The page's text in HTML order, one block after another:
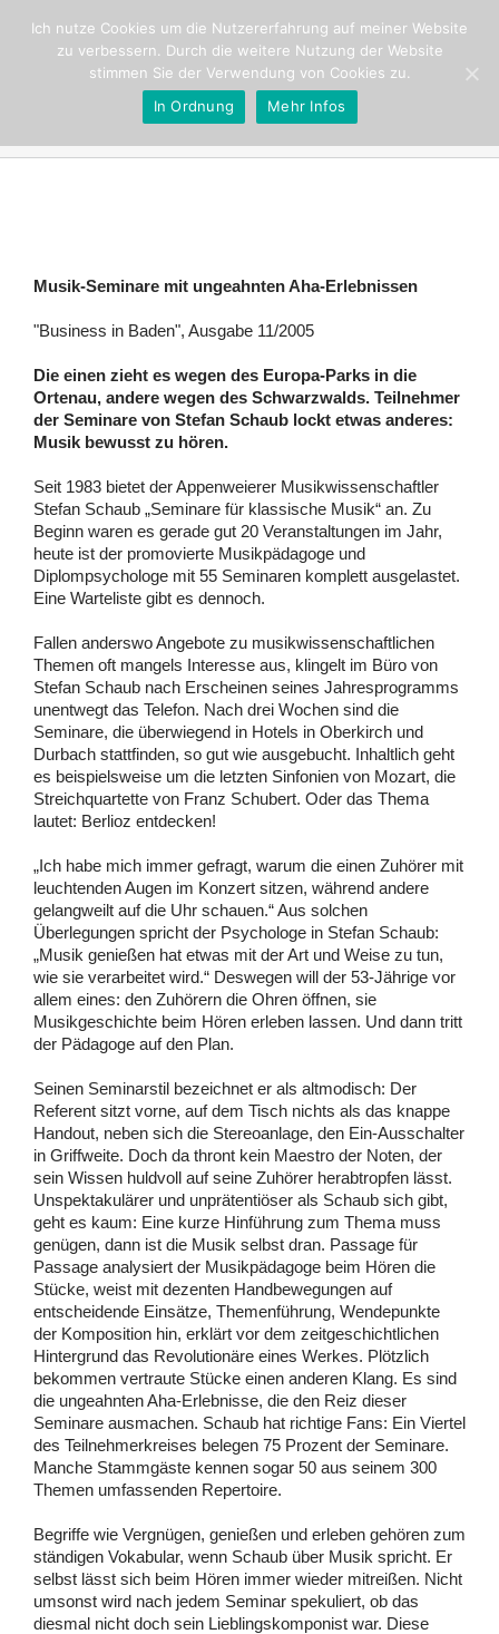
Kurzurlaub im Land der Töne
Musik-Seminare mit ungeahnten Aha-Erlebnissen
"Business in Baden", Ausgabe 11/2005
Die einen zieht es wegen des Europa-Parks in die
Ortenau, andere wegen des Schwarzwalds. Teilnehmer
der Seminare von Stefan Schaub lockt etwas anderes:
Musik bewusst zu hören.
Seit 1983 bietet der Appenweierer Musikwissenschaftler
Stefan Schaub „Seminare für klassische Musik“ an. Zu
Beginn waren es gerade gut 20 Veranstaltungen im Jahr,
heute ist der promovierte Musikpädagoge und
Diplompsychologe mit 55 Seminaren komplett ausgelastet.
Eine Warteliste gibt es dennoch.
Fallen anderswo Angebote zu musikwissenschaftlichen
Themen oft mangels Interesse aus, klingelt im Büro von
Stefan Schaub nach Erscheinen seines Jahresprogramms
unentwegt das Telefon. Nach drei Wochen sind die
Seminare, die überwiegend in Hotels in Oberkirch und
Durbach stattfinden, so gut wie ausgebucht. Inhaltlich geht
es beispielsweise um die letzten Sinfonien von Mozart, die
Streichquartette von Franz Schubert. Oder das Thema
lautet: Berlioz entdecken!
„Ich habe mich immer gefragt, warum die einen Zuhörer mit
leuchtenden Augen im Konzert sitzen, während andere
gelangweilt auf die Uhr schauen.“ Aus solchen
Überlegungen spricht der Psychologe in Stefan Schaub:
„Musik genießen hat etwas mit der Art und Weise zu tun,
wie sie verarbeitet wird.“ Deswegen will der 53-Jährige vor
allem eines: den Zuhörern die Ohren öffnen, sie
Musikgeschichte beim Hören erleben lassen. Und dann tritt
der Pädagoge auf den Plan.
Seinen Seminarstil bezeichnet er als altmodisch: Der
Referent sitzt vorne, auf dem Tisch nichts als das knappe
Handout, neben sich die Stereoanlage, den Ein-Ausschalter
in Griffweite. Doch da thront kein Maestro der Noten, der
sein Wissen huldvoll auf seine Zuhörer herabtropfen lässt.
Unspektakulärer und unprätentiöser als Schaub sich gibt,
geht es kaum: Eine kurze Hinführung zum Thema muss
genügen, dann ist die Musik selbst dran. Passage für
Passage analysiert der Musikpädagoge beim Hören die
Stücke, weist mit dezenten Handbewegungen auf
entscheidende Einsätze, Themenführung, Wendepunkte
der Komposition hin, erklärt vor dem zeitgeschichtlichen
Hintergrund das Revolutionäre eines Werkes. Plötzlich
bekommen vertraute Stücke einen anderen Klang. Es sind
die ungeahnten Aha-Erlebnisse, die den Reiz dieser
Seminare ausmachen. Schaub hat richtige Fans: Ein Viertel
des Teilnehmerkreises belegen 75 Prozent der Seminare.
Manche Stammgäste kennen sogar 50 aus seinem 300
Themen umfassenden Repertoire.
Begriffe wie Vergnügen, genießen und erleben gehören zum
ständigen Vokabular, wenn Schaub über Musik spricht. Er
selbst lässt sich beim Hören immer wieder mitreißen. Nicht
umsonst wird nach jedem Seminar spekuliert, ob das
diesmal nicht doch sein Lieblingskomponist war. Diese
Ich nutze Cookies um die Nutzererfahrung auf meiner Website
zu verbessern. Durch die weitere Nutzung der Website
stimmen Sie der Verwendung von Cookies zu.
In Ordnung
Mehr Infos